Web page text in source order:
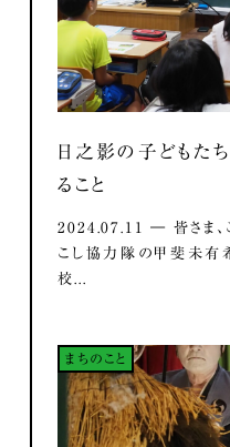
日之影の子どもた
ること
2024.07.11 ― 皆さま、
こし協力隊の甲斐未
校...
まちのこと